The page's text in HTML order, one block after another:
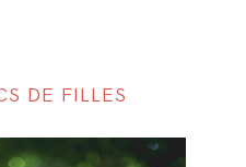
DE FILLES